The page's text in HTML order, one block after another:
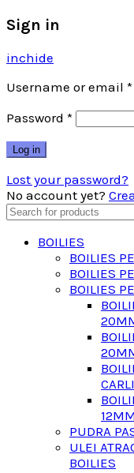
Sign in
inchide
Username or email *
Password *
Log in
Lost your password?
No account yet?
Search
BOILIES
BOILIES
BOILIES
BOILIES
PUDRA
ULEI
BOILIES